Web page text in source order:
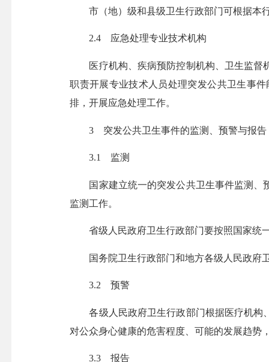
市（地）级和县级卫生行政部门可根据本行
2.4 应急处理专业技术机构
医疗机构、疾病预防控制机构、卫生监督机
职责开展专业技术人员处理突发公共卫生事
排，开展应急处理工作。
3 突发公共卫生事件的监测、预警与报告
3.1 监测
国家建立统一的突发公共卫生事件监测、预
监测工作。
省级人民政府卫生行政部门要按照国家统一
国务院卫生行政部门和地方各级人民政府卫
3.2 预警
各级人民政府卫生行政部门根据医疗机构、
对公众身心健康的危害程度、可能的发展趋势
3.3 报告